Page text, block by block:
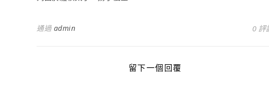
通過 admin 0 評
留下一個回覆